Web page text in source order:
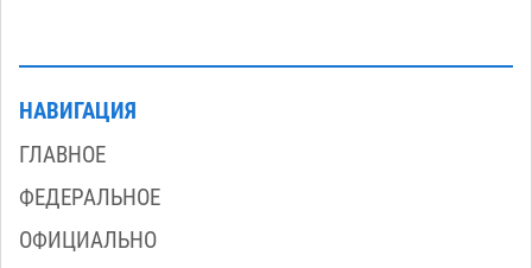
НАВИГАЦИЯ
ГЛАВНОЕ
ФЕДЕРАЛЬНОЕ
ОФИЦИАЛЬНО